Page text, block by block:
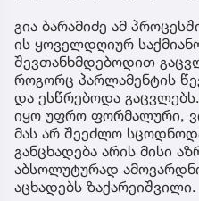
გია ბარამიძე ამ
ის ყოველდღიურ
შევთანხმდებოდით
როგორც პარლამენტის
და ესწრებოდა
იყო უფრო ფორმალური,
მას არ შეეძლო
განცხადება არის მისი
აბსოლუტურად
აცხადებს ზაქარეიშვილი.